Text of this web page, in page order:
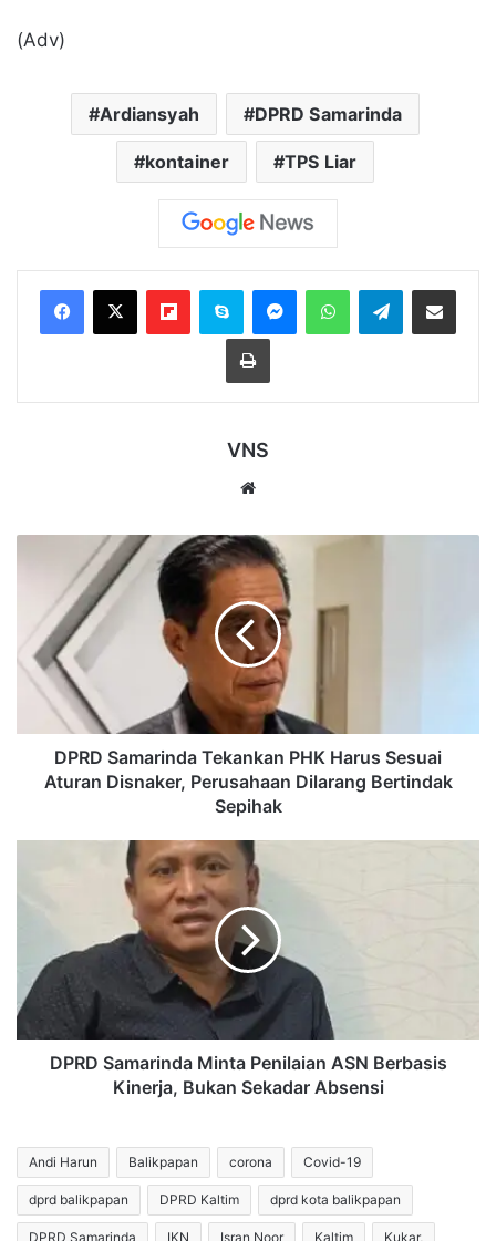
(Adv)
Ardiansyah DPRD Samarinda
kontainer TPS Liar
FlipboardSkype MessengerWhatsAppTelegramBagikan melalui Email
Cetak
VNS
Samarinda
Tekankan
Harus
Sesuai
Aturan
Disnaker,
Perusahaan
Dilarang
Bertindak
DPRD Samarinda Tekankan PHK Harus Sesuai
Aturan Disnaker, Perusahaan Dilarang Bertindak
Sepihak
Berbasis
Kinerja,
Bukan
Sekadar
AbsensiDPRD Samarinda Minta Penilaian ASN Berbasis
Kinerja, Bukan Sekadar Absensi
Andi Harun Balikpapan corona Covid-19
dprd balikpapan DPRD Kaltim dprd kota balikpapan
DPRD Samarinda IKN Isran Noor Kaltim Kukar,